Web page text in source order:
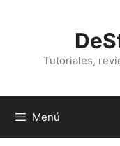
Tutoriales,
Menú